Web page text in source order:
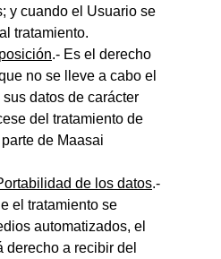
y cuando el Usuario se
tratamiento.
.- Es el derecho
no se lleve a cabo el
datos de carácter
del tratamiento de
de Maasai
de los datos.-
el tratamiento se
automatizados, el
derecho a recibir del